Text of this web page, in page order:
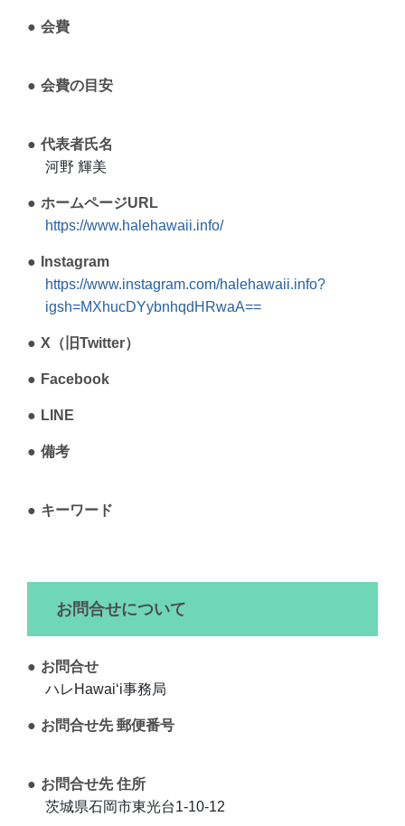
会費
会費の目安
代表者氏名
河野 輝美
ホームページURL
https://www.halehawaii.info/
Instagram
https://www.instagram.com/halehawaii.info?
igsh=MXhucDYybnhqdHRwaA==
X（旧Twitter）
Facebook
LINE
備考
キーワード
お問合せについて
お問合せ
ハレHawaiʻi事務局
お問合せ先 郵便番号
お問合せ先 住所
茨城県石岡市東光台1-10-12